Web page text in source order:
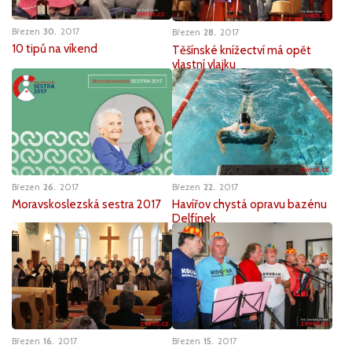
Březen 30 2017
10 tipů na víkend
Březen 28 2017
Těšínské knížectví má opět
vlastní vlajku
Březen 26 2017
Moravskoslezská sestra 2017
Březen 22 2017
Havířov chystá opravu bazénu
Delfínek
Březen 16 2017 Březen 15 2017